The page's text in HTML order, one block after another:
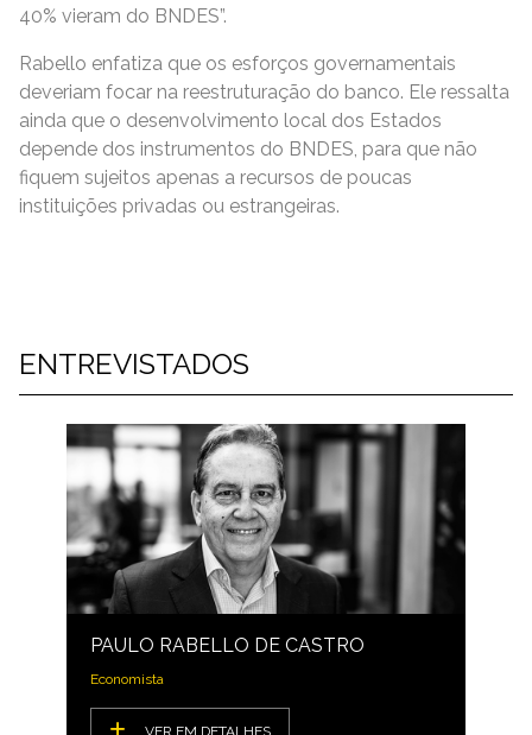
40% vieram do BNDES”.
Rabello enfatiza que os esforços governamentais
deveriam focar na reestruturação do banco. Ele ressalta
ainda que o desenvolvimento local dos Estados
depende dos instrumentos do BNDES, para que não
fiquem sujeitos apenas a recursos de poucas
instituições privadas ou estrangeiras.
ENTREVISTADOS
PAULO RABELLO DE CASTRO
Economista